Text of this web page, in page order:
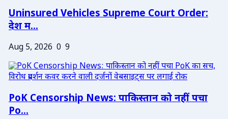
Uninsured Vehicles Supreme Court Order:
देश म...
Aug 5, 2026 0 9
PoK Censorship News: पाकिस्तान को नहीं पचा
Po...